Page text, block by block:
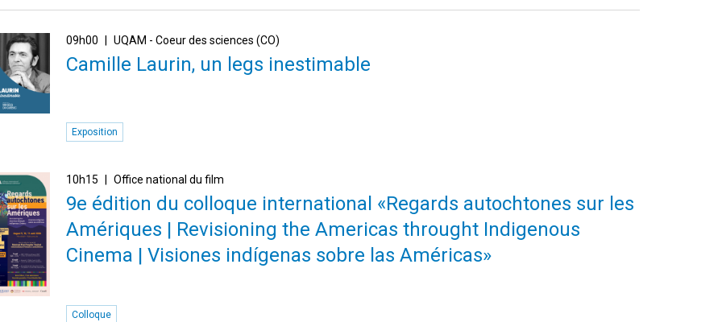
09h00 UQAM - Coeur des sciences (CO)
Camille Laurin, un legs inestimable
Exposition
10h15 Office national du film
9e édition du colloque international «Regards autochtones sur les
Amériques | Revisioning the Americas throught Indigenous
Cinema | Visiones indígenas sobre las Américas»
Colloque